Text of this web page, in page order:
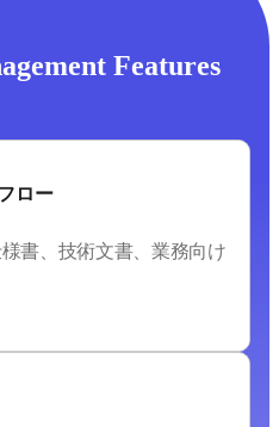
Features
ロー
書、技術文書、業務向け